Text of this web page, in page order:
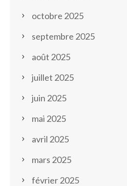
octobre 2025
septembre 2025
août 2025
juillet 2025
juin 2025
mai 2025
avril 2025
mars 2025
février 2025